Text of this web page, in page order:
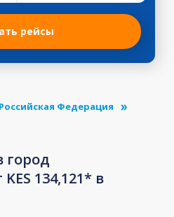
рейсы
Федерация
город
134,121* в